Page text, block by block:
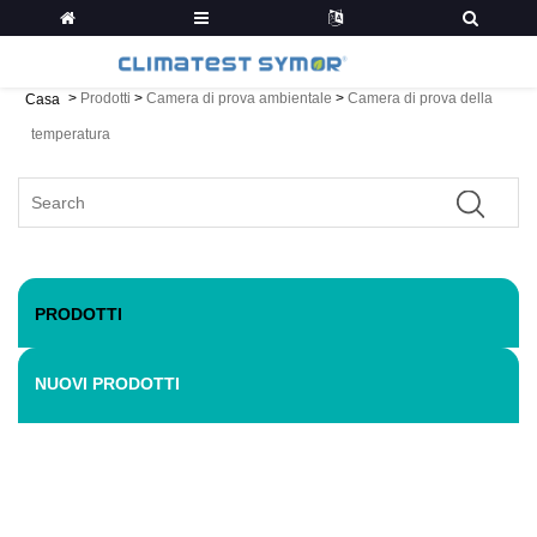
Casa > Prodotti > Camera di prova ambientale > Camera di prova della
temperatura
PRODOTTI
NUOVI PRODOTTI